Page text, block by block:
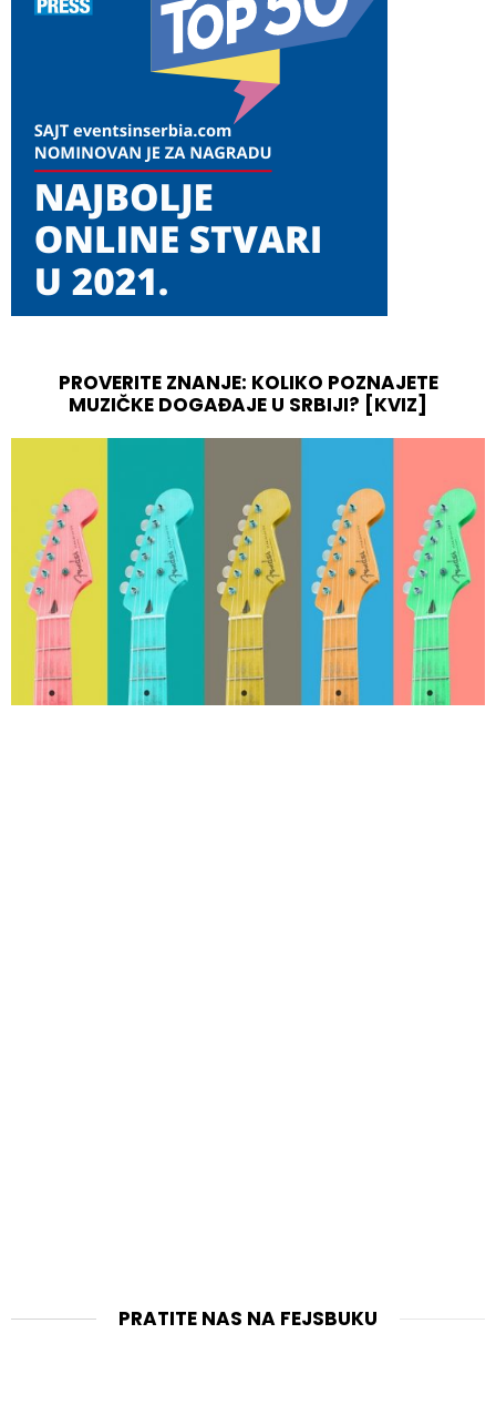
PROVERITE ZNANJE: KOLIKO POZNAJETE
MUZIČKE DOGAĐAJE U SRBIJI? [KVIZ]
PRATITE NAS NA FEJSBUKU